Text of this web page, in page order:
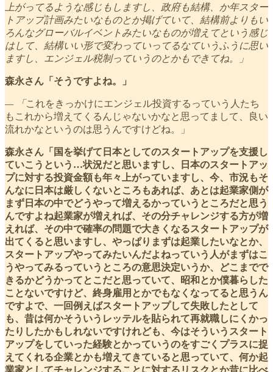
上がってるような感じもしますし、政府も結構、か年スター
トアップ計画みたいなものとか掲げていて、結構前よりもい
ろんなグローバルイベントみたいなものが増えてという感じ
はして、結構いい形で変わっていってるなていうふうに思い
ますし、エンジェル税制っていうのとかもできてね。」
森永さん「そうですよね。」
— 「 これをきっかけにエンジェル投資するっていう人たち
もこれから増えてくるんじゃないかなと思ってまして、良い
流れかなというのは思うんですけどね。」
森永さん「国を挙げて日本としてのスタートアップを支援し
ていこうという…状況だと思いますし、日本のスタートアッ
プに対する投資金額も年々上がっていますし、今、市況もそ
んなに日本は厳しくないところもあれば、あとは起業家側が
まず日本の中でどうやって増えるかっていうところだと思う
んですよね起業家が増えれば、その分チャレンジする方が増
えれば、その中で確率の問題で大きくなるスタートアップが
出てくると思いますし、やっぱりまずは起業したいなとか、
スタートアップやってみたいんだよねっていう人がまずはこ
うやってみるっていうところの意思決定いうか、どこまでで
きるかどうかってとこだと思っていて、昭和とか僕暮らした
ことないですけど、終身雇用とかでもなくなってると思うん
ですよで、一回例えばスタートアップして失敗したとして
も、昔は何かそういうレッテルを貼られて再就職しにくかっ
たりしたかもしれないですけれども、今はそういうスタート
アップをしていった経験とかっていうのをすごくプラスに捉
えてくれる企業とかも増えてきていると思っていて、何か起
業家としてチャレンジすることに対するリスクとか昔に比べ